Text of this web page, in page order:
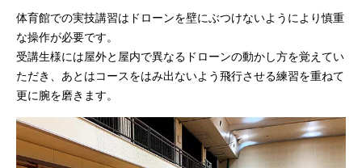
体育館での実技講習はドローンを壁にぶつけないようにより慎重
な操作が必要です。
受講生様には屋外と屋内で異なるドローンの動かし方を覚えてい
ただき、あとはコースをはみ出ないよう飛行させる練習を重ねて
更に腕を磨きます。